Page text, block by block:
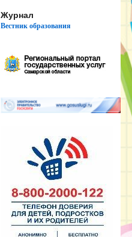
Журнал
Вестник образования